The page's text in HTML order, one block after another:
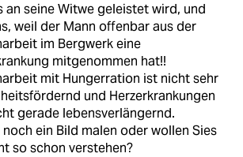
an seine Witwe geleistet wird, und
weil der Mann offenbar aus der
im Bergwerk eine
mitgenommen hat!!
mit Hungerration ist nicht sehr
und Herzerkrankungen
gerade lebensverlängernd.
ein Bild malen oder wollen Sies
so schon verstehen?